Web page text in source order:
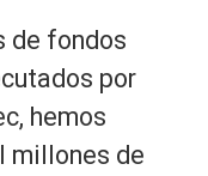
de fondos
por
hemos
millones de